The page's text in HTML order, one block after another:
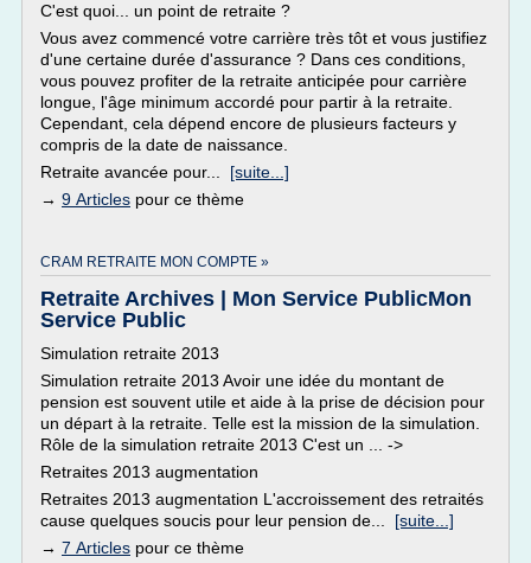
C'est quoi... un point de retraite ?
Vous avez commencé votre carrière très tôt et vous justifiez
d'une certaine durée d'assurance ? Dans ces conditions,
vous pouvez profiter de la retraite anticipée pour carrière
longue, l'âge minimum accordé pour partir à la retraite.
Cependant, cela dépend encore de plusieurs facteurs y
compris de la date de naissance.
Retraite avancée pour... [suite...]
→ 9 Articles pour ce thème
CRAM RETRAITE MON COMPTE »
Retraite Archives | Mon Service PublicMon
Service Public
Simulation retraite 2013
Simulation retraite 2013 Avoir une idée du montant de
pension est souvent utile et aide à la prise de décision pour
un départ à la retraite. Telle est la mission de la simulation.
Rôle de la simulation retraite 2013 C'est un ... ->
Retraites 2013 augmentation
Retraites 2013 augmentation L'accroissement des retraités
cause quelques soucis pour leur pension de... [suite...]
→ 7 Articles pour ce thème